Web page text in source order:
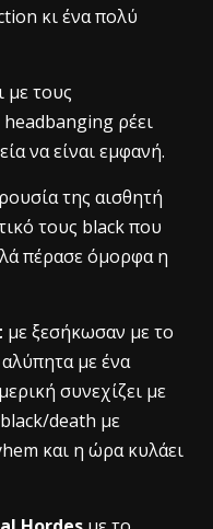
κι ένα πολύ
με τους
headbanging ρέει
να είναι εμφανή.
της αισθητή
τους black που
πέρασε όμορφα η
με ξεσήκωσαν με το
με ένα
συνεχίζει με
death με
και η ώρα κυλάει